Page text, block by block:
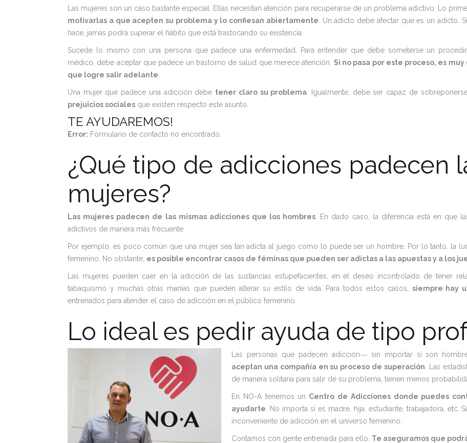
Las mujeres son un caso bastante especial. Ellas necesitan atención para recuperarse de un problema adictivo. Lo
motivarlas a que acepten su problema y lo confiesan abiertamente . Un adicto debe afectar que es un adicto.
hace, jamás podrá superar el hábito que está trastocando su existencia.
Sucede lo mismo con una persona que padece una enfermedad. Para entender que debe someterse un
médico, debe aceptar que padece un trastorno de salud que merece atención. Si no pasa por este proceso, es
que logre salir adelante
Una mujer que padece una adicción debe tener claro su problema . Igualmente, debe ser capaz de
prejuicios sociales que existen respecto este asunto.
TE AYUDAREMOS!
Error: Formulario de contacto no encontrado.
¿Qué tipo de adicciones padecen
mujeres?
Las mujeres padecen de las mismas adicciones que los hombres . En dado caso, la diferencia está en que
adictivos de manera más frecuente.
Por ejemplo, es poco común que una mujer sea tan adicta al juego como lo puede ser un hombre. Por lo tanto, la
femenino. No obstante, es posible encontrar casos de féminas que pueden ser adictas a las apuestas y a los
Las mujeres pueden caer en la adicción de las sustancias estupefacientes, en el deseo incontrolado de tener
tabaquismo y muchas otras manías que pueden alterar su estilo de vida. Para todos estos casos, siempre hay
entrenados para atender el caso de adicción en el público femenino.
Lo ideal es pedir ayuda de tipo
Las personas que padecen adicción― sin importar si son
aceptan una compañía en su proceso de superación . Las
de manera solitaria para salir de su problema, tienen menos
En NO-A tenemos un Centro de Adicciones donde puedes
ayudarte . No importa si es madre, hija, estudiante, trabajadora,
inconveniente de adicción en el universo femenino.
Contamos con gente entrenada para ello. Te aseguramos que